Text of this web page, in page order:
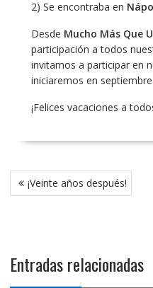
2) Se encontraba en
Desde Mucho Más Que
participación a todos
invitamos a participar en
iniciaremos en septiembre.
¡Felices vacaciones a
Navegación
de
¡Veinte años después!
Entradas relacionadas